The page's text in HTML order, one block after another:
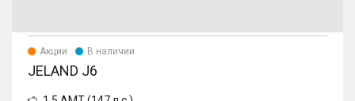
Акции В наличии
JELAND J6